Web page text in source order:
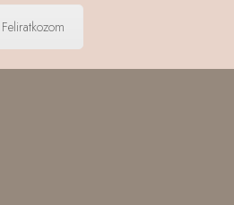
Feliratkozom